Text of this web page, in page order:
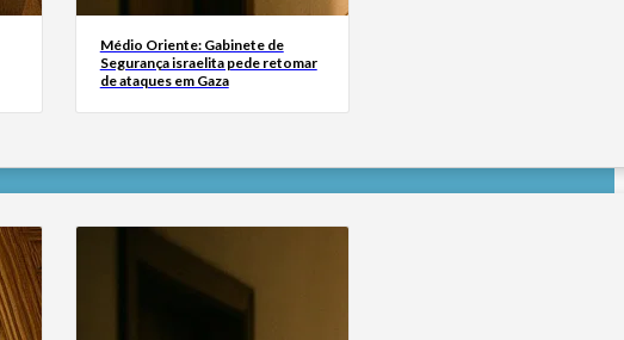
Médio Oriente: Gabinete de
Segurança israelita pede retomar
de ataques em Gaza